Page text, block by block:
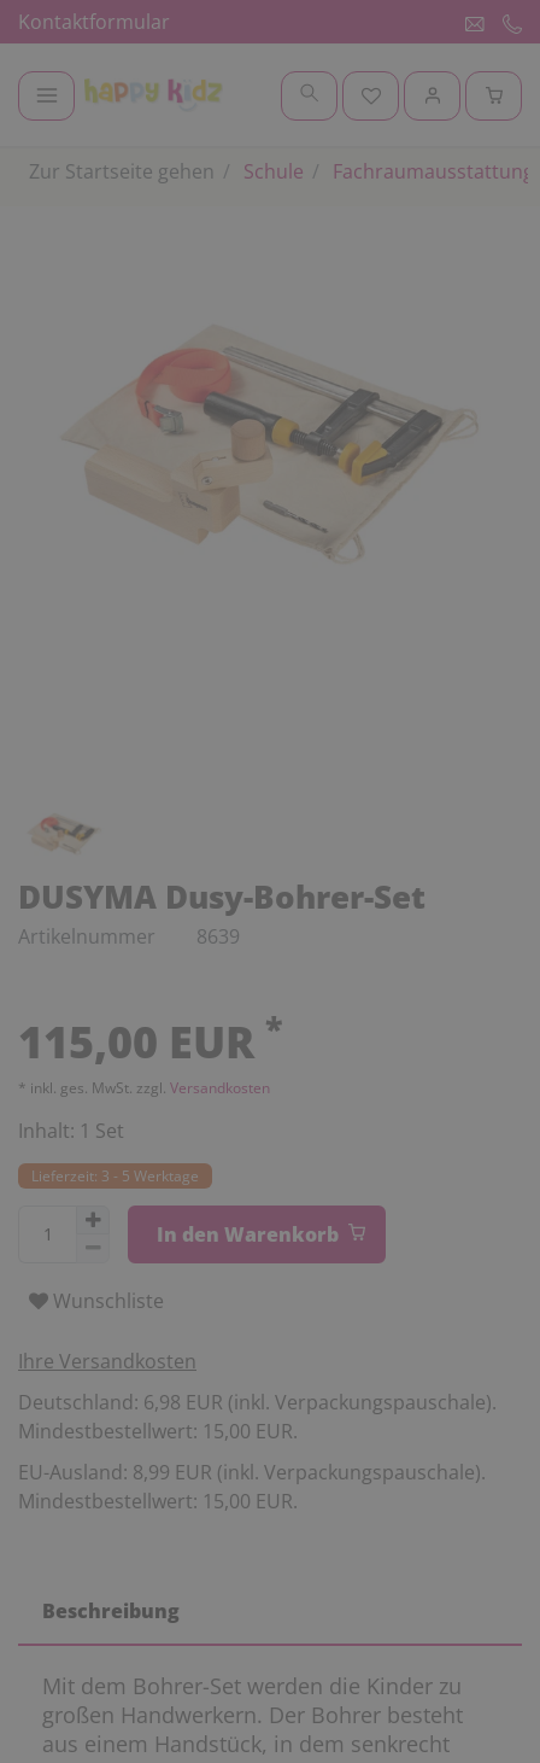
Kontaktformular
Zur Startseite gehen Schule Fachraumausstattung
DUSYMA Dusy-Bohrer-Set
Artikelnummer 8639
115,00 EUR *
* inkl. ges. MwSt. zzgl. Versandkosten
Inhalt: 1 Set
Lieferzeit: 3 - 5 Werktage
In den Warenkorb
Wunschliste
Ihre Versandkosten
Deutschland: 6,98 EUR (inkl. Verpackungspauschale).
Mindestbestellwert: 15,00 EUR.
EU-Ausland: 8,99 EUR (inkl. Verpackungspauschale).
Mindestbestellwert: 15,00 EUR.
Beschreibung
Mit dem Bohrer-Set werden die Kinder zu
großen Handwerkern. Der Bohrer besteht
aus einem Handstück, in dem senkrecht